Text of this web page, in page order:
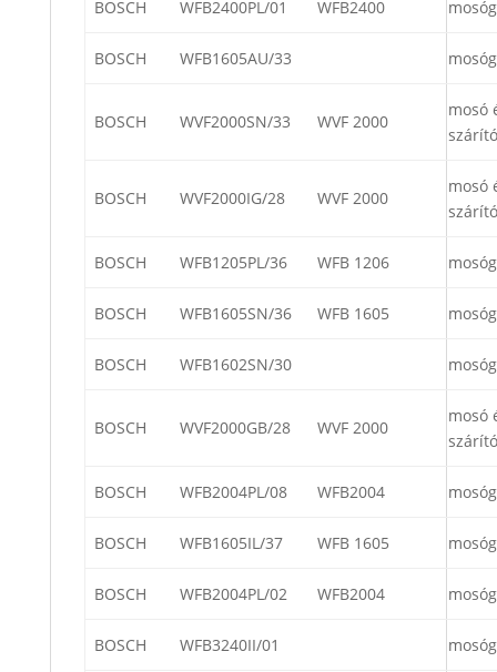
BOSCH WFB2400PL/01 WFB2400
BOSCH WFB1605AU/33
BOSCH WVF2000SN/33 WVF 2000
mosó
BOSCH WVF2000IG/28 WVF 2000
mosó
BOSCH WFB1205PL/36 WFB 1206
BOSCH WFB1605SN/36 WFB 1605
BOSCH WFB1602SN/30
BOSCH WVF2000GB/28 WVF 2000
mosó
BOSCH WFB2004PL/08 WFB2004
BOSCH WFB1605IL/37 WFB 1605
BOSCH WFB2004PL/02 WFB2004
BOSCH WFB3240II/01